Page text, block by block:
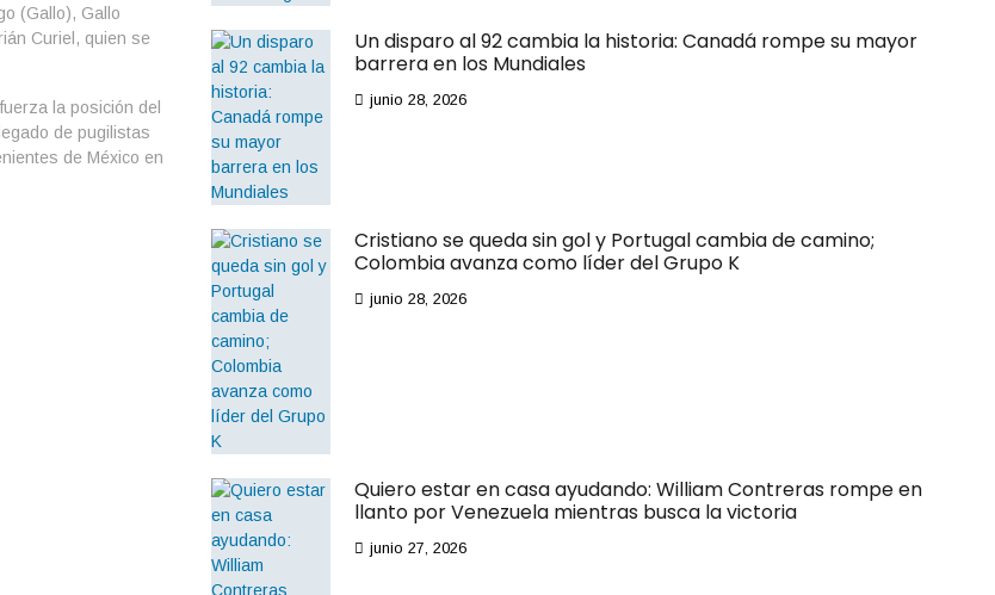
(Gallo), Gallo
Curiel, quien se
la posición del
de pugilistas
de México en
Un disparo al 92 cambia la historia: Canadá rompe su mayor
barrera en los Mundiales
junio 28, 2026
Cristiano se queda sin gol y Portugal cambia de camino;
Colombia avanza como líder del Grupo K
junio 28, 2026
Quiero estar en casa ayudando: William Contreras rompe en
llanto por Venezuela mientras busca la victoria
junio 27, 2026